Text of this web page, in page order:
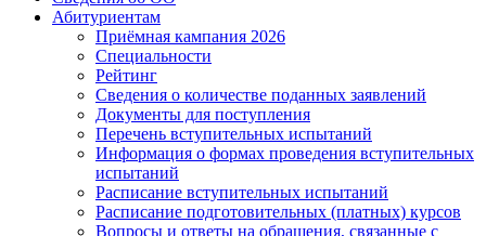
Абитуриентам
Приёмная кампания 2026
Специальности
Рейтинг
Сведения о количестве поданных заявлений
Документы для поступления
Перечень вступительных испытаний
Информация о формах проведения вступительных
испытаний
Расписание вступительных испытаний
Расписание подготовительных (платных) курсов
Вопросы и ответы на обращения, связанные с